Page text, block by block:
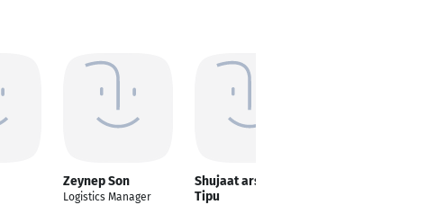
Zeynep Son
Logistics Manager
Shujaat arsalan
Tipu